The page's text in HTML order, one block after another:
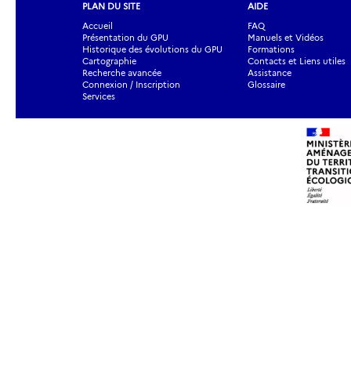
PLAN DU SITE
Accueil
Présentation du GPU
Historique des évolutions du GPU
Cartographie
Recherche avancée
Connexion / Inscription
Services
AIDE
FAQ
Manuels et Vidéos
Formations
Contacts et Liens utiles
Assistance
Glossaire